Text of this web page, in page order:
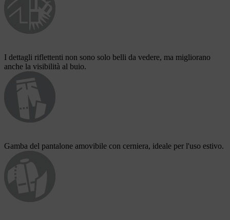
I dettagli riflettenti non sono solo belli da vedere, ma migliorano
anche la visibilità al buio.
Gamba del pantalone amovibile con cerniera, ideale per l'uso estivo.